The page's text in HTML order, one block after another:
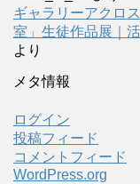
ギャラリーアクロ
室」生徒作品展｜
より
メタ情報
ログイン
投稿フィード
コメントフィード
WordPress.org